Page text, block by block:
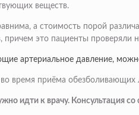
веществ.
а стоимость порой
причем это пациенты проверяли
артериальное давление,
время приёма обезболивающих
идти к врачу. Консультация